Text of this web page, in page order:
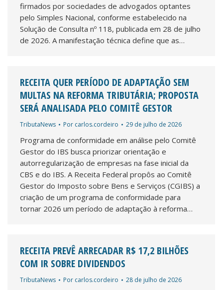
firmados por sociedades de advogados optantes
pelo Simples Nacional, conforme estabelecido na
Solução de Consulta nº 118, publicada em 28 de julho
de 2026. A manifestação técnica define que as…
RECEITA QUER PERÍODO DE ADAPTAÇÃO SEM
MULTAS NA REFORMA TRIBUTÁRIA; PROPOSTA
SERÁ ANALISADA PELO COMITÊ GESTOR
TributaNews Por carlos.cordeiro 29 de julho de 2026
Programa de conformidade em análise pelo Comitê
Gestor do IBS busca priorizar orientação e
autorregularização de empresas na fase inicial da
CBS e do IBS. A Receita Federal propôs ao Comitê
Gestor do Imposto sobre Bens e Serviços (CGIBS) a
criação de um programa de conformidade para
tornar 2026 um período de adaptação à reforma…
RECEITA PREVÊ ARRECADAR R$ 17,2 BILHÕES
COM IR SOBRE DIVIDENDOS
TributaNews Por carlos.cordeiro 28 de julho de 2026